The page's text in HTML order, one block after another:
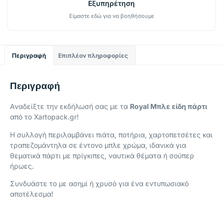
Εξυπηρέτηση
Είμαστε εδώ για να βοηθήσουμε
Περιγραφή Επιπλέον πληροφορίες
Περιγραφή
Αναδείξτε την εκδήλωσή σας με τα Royal Μπλε είδη πάρτι
από το Xartopack.gr!
Η συλλογή περιλαμβάνει πιάτα, ποτήρια, χαρτοπετσέτες και
τραπεζομάντηλα σε έντονο μπλε χρώμα, ιδανικά για
θεματικά πάρτι με πρίγκιπες, ναυτικά θέματα ή σούπερ
ήρωες.
Συνδυάστε το με ασημί ή χρυσό για ένα εντυπωσιακό
αποτέλεσμα!